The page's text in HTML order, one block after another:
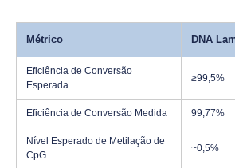
Métrico DNA
Eficiência de Conversão
Esperada
≥99,5%
Eficiência de Conversão Medida 99,77%
Nível Esperado de Metilação de
CpG
~0,5%